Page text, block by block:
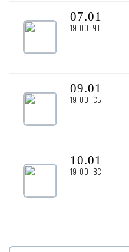
07.01
19:00, ЧТ
09.01
19:00, СБ
10.01
19:00, ВС